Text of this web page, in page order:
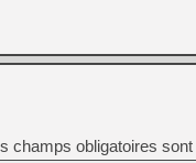
champs obligatoires